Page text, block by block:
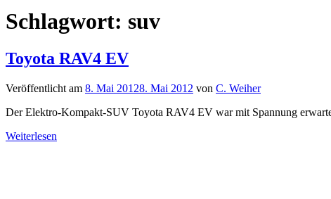
Schlagwort: suv
Toyota RAV4 EV
Veröffentlicht am 8. Mai 20128. Mai 2012 von C. Weiher
Der Elektro-Kompakt-SUV Toyota RAV4 EV war mit Spannung
Weiterlesen